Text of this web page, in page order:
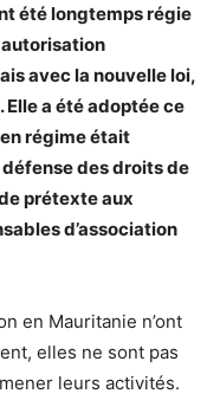
été longtemps régie
autorisation
avec la nouvelle loi,
a été adoptée ce
régime était
des droits de
prétexte aux
d’association
en Mauritanie n’ont
elles ne sont pas
leurs activités.